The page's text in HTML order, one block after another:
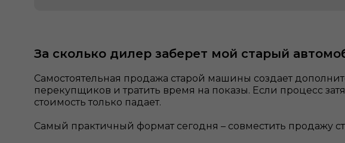
За сколько дилер заберет мой старый
Самостоятельная продажа старой машины создает
перекупщиков и тратить время на показы. Если процесс
стоимость только падает.
Самый практичный формат сегодня – совместить продажу